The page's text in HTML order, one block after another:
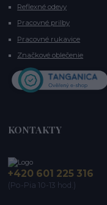
Reflexné odevy
Pracovné prilby
Pracovné rukavice
Značkové oblečenie
KONTAKTY
+420 601 225 316
(Po-Pia 10-13 hod.)